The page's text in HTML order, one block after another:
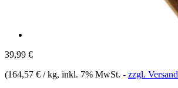
39,99 €
(164,57 € / kg, inkl. 7% MwSt. - zzgl. Versand